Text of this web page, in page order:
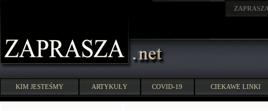
KIM JESTEŚMY ARTYKUŁY COVID-19 CIEKAWE LINKI